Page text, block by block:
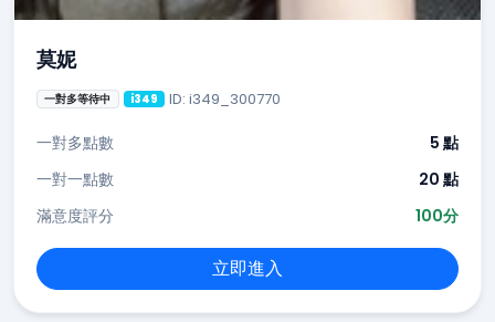
莫妮
一對多等待中 i349 ID: i349_300770
一對多點數
5 點
一對一點數
20 點
滿意度評分
100分
立即進入